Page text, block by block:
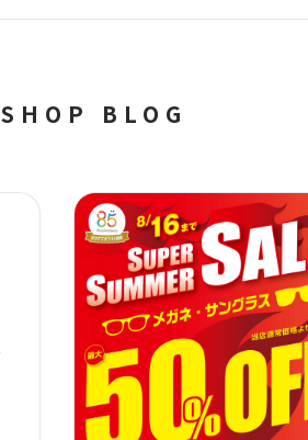
SHOP BLOG